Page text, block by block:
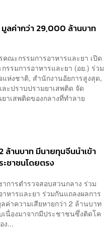
ลค่ากว่า 29,000 ล้านบาท
ณะกรรมการอาหารและยา เปิด
รมการอาหารและยา (อย.) ร่วม
ห่งชาติ, สำนักงานอัยการสูงสุด,
ะปราบปรามยาเสพติด จัด
าเสพติดของกลางที่ทำลาย
านบาท มีนายทุนจีนนำเข้า
ชาชนโดยตรง
การตำรวจสอบสวนกลาง ร่วม
หารและยา ร่วมกันแถลงผลการ
ค่าความเสียหายกว่า 2 ล้านบาท
นื่องมาจากมีประชาชนซึ่งติดโค
ง...